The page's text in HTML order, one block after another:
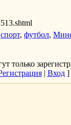
спорт, футбол,
только
| Вход]